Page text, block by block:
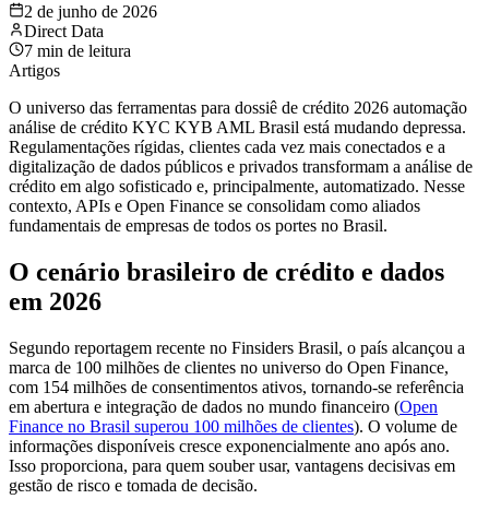
2 de junho de 2026
Direct Data
7 min de leitura
Artigos
O universo das ferramentas para dossiê de crédito 2026 automação
análise de crédito KYC KYB AML Brasil está mudando depressa.
Regulamentações rígidas, clientes cada vez mais conectados e a
digitalização de dados públicos e privados transformam a análise de
crédito em algo sofisticado e, principalmente, automatizado. Nesse
contexto, APIs e Open Finance se consolidam como aliados
fundamentais de empresas de todos os portes no Brasil.
O cenário brasileiro de crédito e dados
em 2026
Segundo reportagem recente no Finsiders Brasil, o país alcançou a
marca de 100 milhões de clientes no universo do Open Finance,
com 154 milhões de consentimentos ativos, tornando-se referência
em abertura e integração de dados no mundo financeiro (Open
Finance no Brasil superou 100 milhões de clientes). O volume de
informações disponíveis cresce exponencialmente ano após ano.
Isso proporciona, para quem souber usar, vantagens decisivas em
gestão de risco e tomada de decisão.